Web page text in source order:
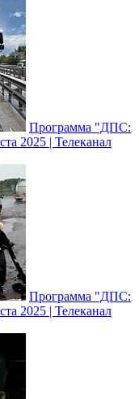
Программа "ДПС:
2025 | Телеканал
Программа "ДПС:
2025 | Телеканал